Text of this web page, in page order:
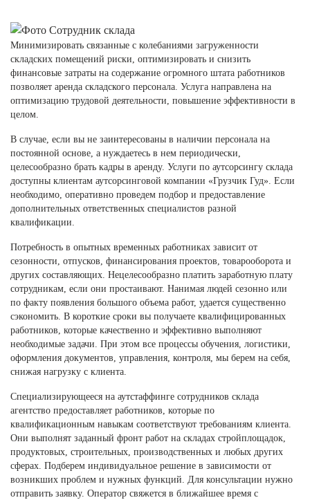
Минимизировать связанные с колебаниями загруженности
складских помещений риски, оптимизировать и снизить
финансовые затраты на содержание огромного штата работников
позволяет аренда складского персонала. Услуга направлена на
оптимизацию трудовой деятельности, повышение эффективности в
целом.
В случае, если вы не заинтересованы в наличии персонала на
постоянной основе, а нуждаетесь в нем периодически,
целесообразно брать кадры в аренду. Услуги по аутсорсингу склада
доступны клиентам аутсорсинговой компании «Грузчик Гуд». Если
необходимо, оперативно проведем подбор и предоставление
дополнительных ответственных специалистов разной
квалификации.
Потребность в опытных временных работниках зависит от
сезонности, отпусков, финансирования проектов, товарооборота и
других составляющих. Нецелесообразно платить заработную плату
сотрудникам, если они простаивают. Нанимая людей сезонно или
по факту появления большого объема работ, удается существенно
сэкономить. В короткие сроки вы получаете квалифицированных
работников, которые качественно и эффективно выполняют
необходимые задачи. При этом все процессы обучения, логистики,
оформления документов, управления, контроля, мы берем на себя,
снижая нагрузку с клиента.
Специализирующееся на аутстаффинге сотрудников склада
агентство предоставляет работников, которые по
квалификационным навыкам соответствуют требованиям клиента.
Они выполнят заданный фронт работ на складах стройплощадок,
продуктовых, строительных, производственных и любых других
сферах. Подберем индивидуальное решение в зависимости от
возникших проблем и нужных функций. Для консультации нужно
отправить заявку. Оператор свяжется в ближайшее время с